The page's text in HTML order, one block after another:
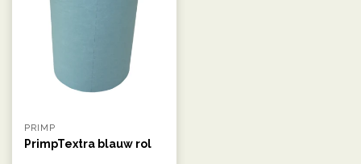
PRIMP
PrimpTextra blauw rol